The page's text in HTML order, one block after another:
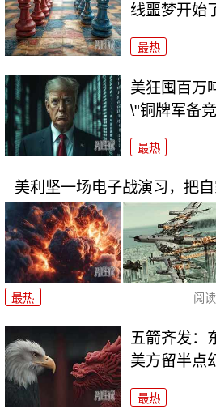
线噩梦开始
最热
美狂囤百万
\"铜牌军备
最热
美利坚一场电子战演习，把自
最热 阅读
五箭齐发：
美方留半点
最热